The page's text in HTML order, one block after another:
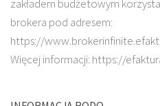
zakładem budżetowym
brokera pod adresem:
https://
Więcej informacji: https://